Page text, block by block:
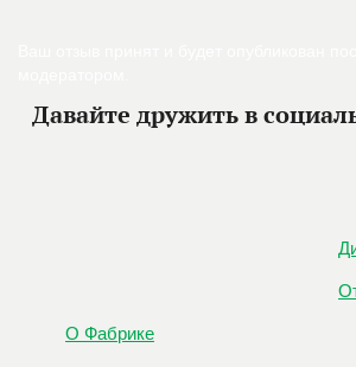
Давайте дружить в
О Фабрике